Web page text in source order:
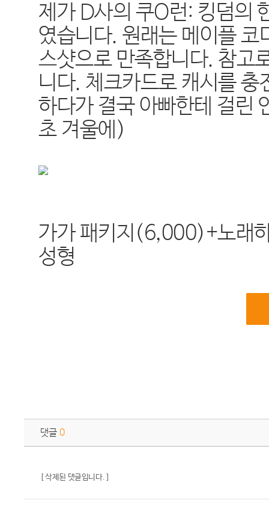
제가 D사의 쿠O런: 킹덤의
였습니다. 원래는 메이플 코
스샷으로 만족합니다. 참고
니다. 체크카드로 캐시를
하다가 결국 아빠한테 걸린
초 겨울에)
가가 패키지(6,000)+노래
성형
댓글 0
[ 삭제된 댓글입니다. ]